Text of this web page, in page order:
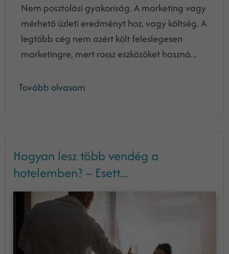
Nem posztolási gyakoriság. A marketing vagy
mérhető üzleti eredményt hoz, vagy költség. A
legtöbb cég nem azért költ feleslegesen
marketingre, mert rossz eszközöket haszná...
Tovább olvasom
Hogyan lesz több vendég a
hotelemben? – Esett...